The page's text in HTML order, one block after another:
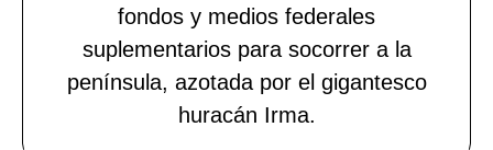
fondos y medios federales
suplementarios para socorrer a la
península, azotada por el gigantesco
huracán Irma.